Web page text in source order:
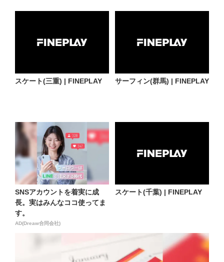
スケート(三重) | FINEPLAY サーフィン(群馬) | FINEPLAY
SNSアカウントを着実に成
長。実はみんなココ使ってま
す。
AD(Dreaw合同会社)
スケート(千葉) | FINEPLAY